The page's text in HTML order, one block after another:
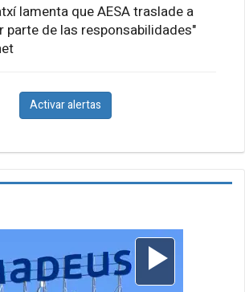
lamenta que AESA traslade a
parte de las responsabilidades"
Activar alertas